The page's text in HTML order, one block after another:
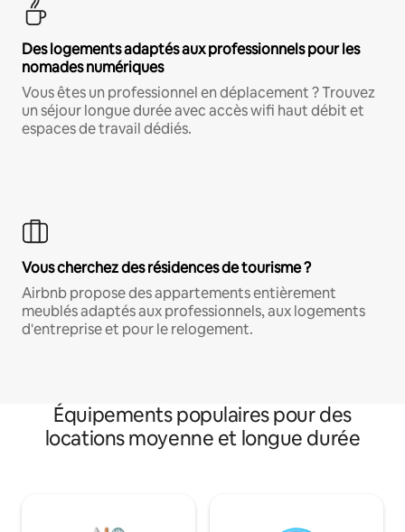
Des logements adaptés aux professionnels pour les
nomades numériques
Vous êtes un professionnel en déplacement ? Trouvez
un séjour longue durée avec accès wifi haut débit et
espaces de travail dédiés.
Vous cherchez des résidences de tourisme ?
Airbnb propose des appartements entièrement
meublés adaptés aux professionnels, aux logements
d'entreprise et pour le relogement.
Équipements populaires pour des
locations moyenne et longue durée